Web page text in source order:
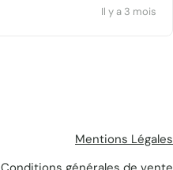
Il y a 3 mois
Mentions Légales